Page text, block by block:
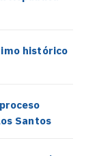
histórico
Santos